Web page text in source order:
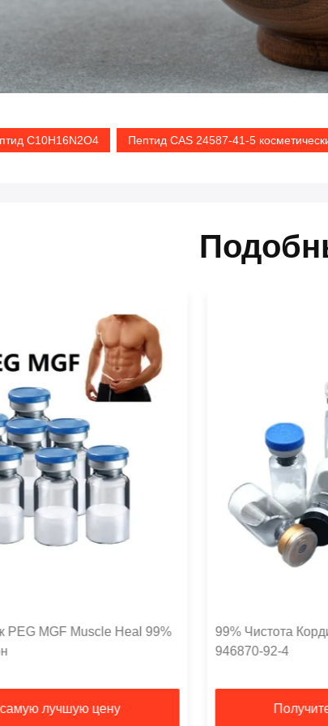
C10H16N2O4 Пептид CAS 24587-41-5
PEG MGF Muscle Heal 99%
лучшую цену
99% Чистота
946870-92-4